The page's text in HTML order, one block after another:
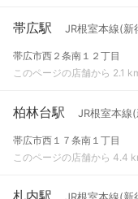
帯広駅 JR根室本線(新
帯広市西２条南１２丁目
このページの店舗から 2.1
柏林台駅 JR根室本線
帯広市西１７条南１丁目
このページの店舗から 4.4
札内駅